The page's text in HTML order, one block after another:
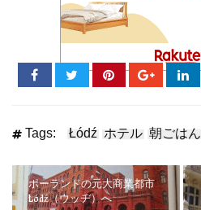
Tags: Łódź ホテル 朝ごはん
ポーランドの元大商業都市
Łódź（ウッヂ）へ